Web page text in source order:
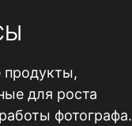
продукты,
для роста
фотографа.